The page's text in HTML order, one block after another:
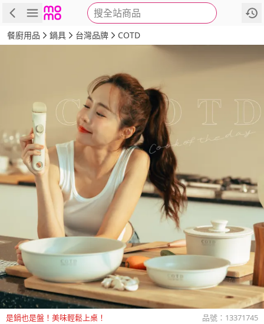
搜全站商品
商品 評價 詳情
餐廚用品 鍋具 台灣品牌 COTD
是鍋也是盤！美味輕鬆上桌！ 品號： 13371745